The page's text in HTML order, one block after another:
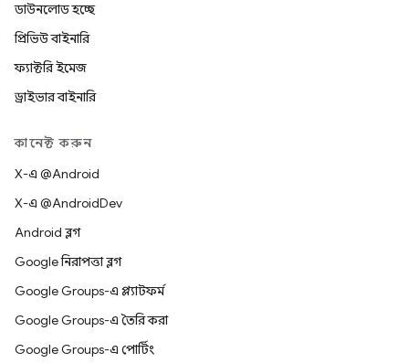
ডাউনলোড হচ্ছে
প্রিভিউ বাইনারি
ফ্যাক্টরি ইমেজ
ড্রাইভার বাইনারি
কানেক্ট করুন
X-এ @Android
X-এ @AndroidDev
Android ব্লগ
Google নিরাপত্তা ব্লগ
Google Groups-এ প্ল্যাটফর্ম
Google Groups-এ তৈরি করা
Google Groups-এ পোর্টিং